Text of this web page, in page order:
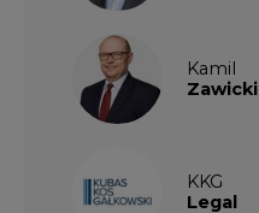
Kamil
Zawicki
KKG
Legal